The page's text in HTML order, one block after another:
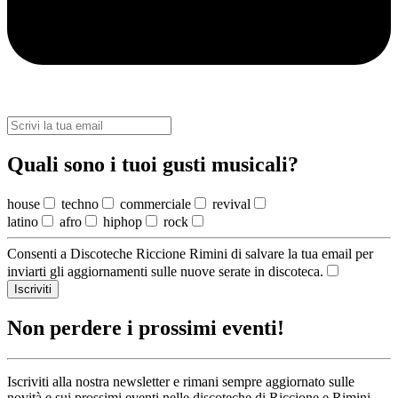
Quali sono i tuoi gusti musicali?
house techno commerciale
revival
latino
afro hiphop rock
Consenti a Discoteche Riccione Rimini di salvare la tua email per
inviarti gli aggiornamenti sulle nuove serate in discoteca.
Iscriviti
Non perdere i prossimi eventi!
Iscriviti alla nostra newsletter e rimani sempre aggiornato sulle